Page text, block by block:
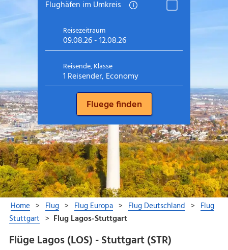
Flüge Lagos (LOS) - Stuttgart (STR)